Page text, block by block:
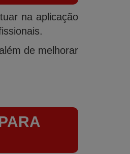
na aplicação
de melhorar